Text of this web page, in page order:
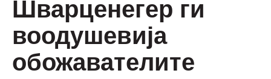
Шварценегер ги
воодушевија
обожавателите